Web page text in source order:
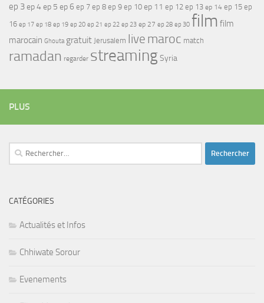
ep 3ep 4ep 5 ep 6 ep 7 ep 8 ep 9 ep 10 ep 11 ep 12 ep 13 ep 14 ep 15 ep
16 ep 17 ep 18 ep 19 ep 20 ep 21 ep 22 ep 23 ep 27 ep 28 ep 30 film film
marocain Ghouta gratuit Jerusalem live maroc match
ramadan regarder streamingSyria
PLUS
Rechercher :
CATÉGORIES
Actualités et Infos
Chhiwate Sorour
Evenements